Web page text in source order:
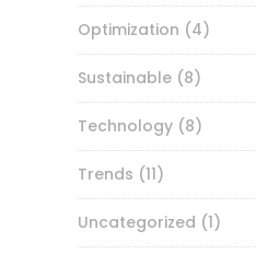
Optimization (4)
Sustainable (8)
Technology (8)
Trends (11)
Uncategorized (1)